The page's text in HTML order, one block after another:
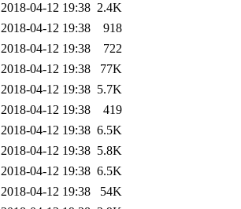
2018-04-12 19:38 2.4K
2018-04-12 19:38
918
2018-04-12 19:38
722
2018-04-12 19:38
77K
2018-04-12 19:38 5.7K
2018-04-12 19:38
419
2018-04-12 19:38 6.5K
2018-04-12 19:38 5.8K
2018-04-12 19:38 6.5K
2018-04-12 19:38
54K